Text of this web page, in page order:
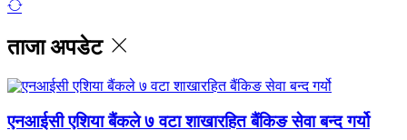
ताजा अपडेट
एनआईसी एशिया बैंकले ७ वटा शाखारहित बैंकिङ सेवा बन्द गर्यो